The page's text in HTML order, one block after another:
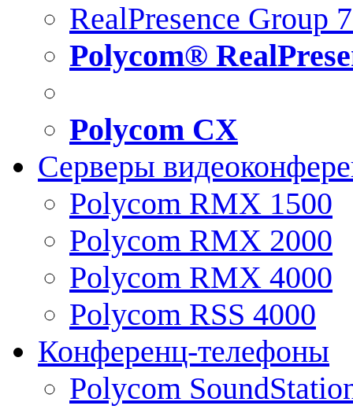
RealPresence Group
Polycom®
Polycom CX
Серверы
Polycom RMX 1500
Polycom RMX 2000
Polycom RMX 4000
Polycom RSS 4000
Конференц-телефоны
Polycom